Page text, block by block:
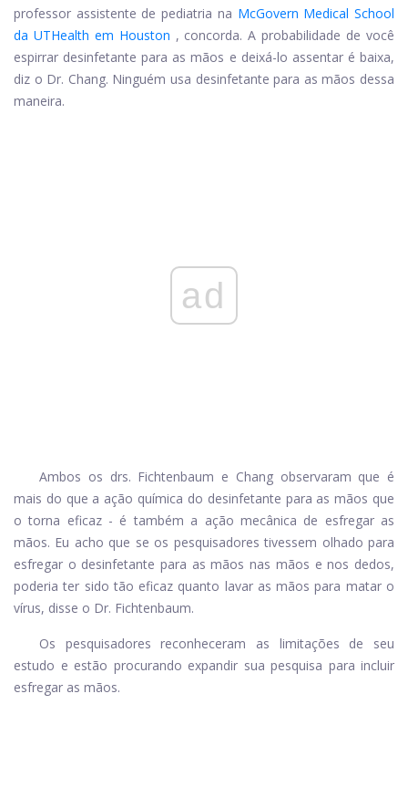
professor assistente de pediatria na McGovern Medical School
da UTHealth em Houston , concorda. A probabilidade de você
espirrar desinfetante para as mãos e deixá-lo assentar é baixa,
diz o Dr. Chang. Ninguém usa desinfetante para as mãos dessa
maneira.
ad
Ambos os drs. Fichtenbaum e Chang observaram que é
mais do que a ação química do desinfetante para as mãos que
o torna eficaz - é também a ação mecânica de esfregar as
mãos. Eu acho que se os pesquisadores tivessem olhado para
esfregar o desinfetante para as mãos nas mãos e nos dedos,
poderia ter sido tão eficaz quanto lavar as mãos para matar o
vírus, disse o Dr. Fichtenbaum.
Os pesquisadores reconheceram as limitações de seu
estudo e estão procurando expandir sua pesquisa para incluir
esfregar as mãos.